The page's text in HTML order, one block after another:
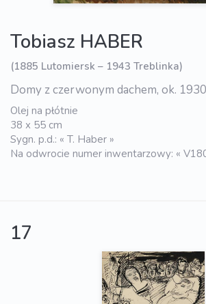
Tobiasz HABER
(1885 Lutomiersk – 1943 Treblinka)
Domy z czerwonym dachem, ok. 1930
Olej na płótnie
38 x 55 cm
Sygn. p.d.: « T. Haber »
Na odwrocie numer inwentarzowy: «
17